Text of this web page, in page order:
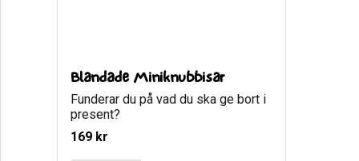
Blandade Miniknubbisar
Funderar du på vad du ska ge bort i
present?
169 kr